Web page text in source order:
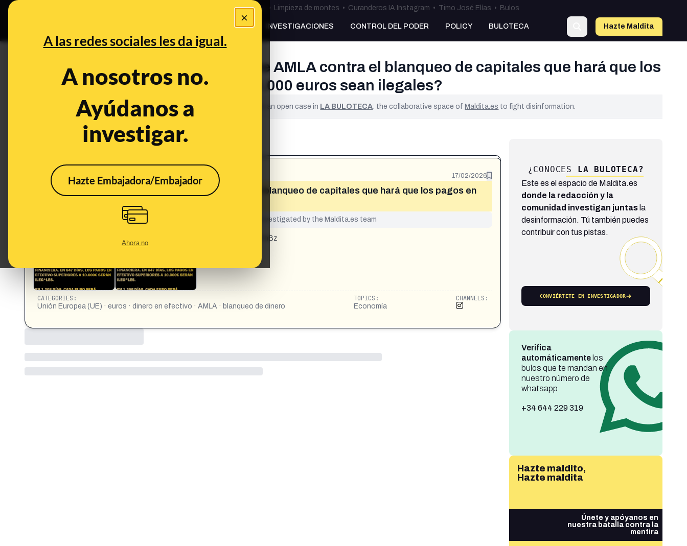
×
A las redes sociales les da igual.
A nosotros no.
Ayúdanos a
investigar.
Hazte Embajadora/Embajador
Ahora no
Bulos Ceuta • Limpieza de montes • Curanderos IA Instagram • Timo José Elías • Bulos
PREBUNKING INVESTIGACIONES CONTROL DEL PODER POLICY BULOTECA Hazte Maldita
¿En 2026 la UE aplicará el paquete AMLA contra el blanqueo de capitales que hará que los
pagos en efectivo superiores a 10.000 euros sean ilegales?
This content has NOT yet been verified. It is an open case in LA BULOTECA: the collaborative space ofMaldita.es to fight disinformation.
What's being said: 17/02/2026
«En 2026 la UE aplicará el paquete AMLA contra el blanqueo de capitales que hará que los pagos en
This content has not yet been investigated by the Maldita.es team
https://www.instagram.com/p/DUyUAj4Dd5j/?igsh=ODgxdm9vM3Q5YnBz
CATEGORIES:
Unión Europea (UE) · euros · dinero en efectivo · AMLA · blanqueo de dinero
TOPICS:
Economía
CHANNELS:
¿CONOCES LA BULOTECA?
Este es el espacio de Maldita.es
donde la redacción y la
comunidad investigan juntasla
desinformación. Tú también puedes
contribuir con tus pistas.
CONVIÉRTETE EN INVESTIGADOR
Verifica
automáticamentelos
bulos que te mandan en
nuestro número de
whatsapp
+34 644 229 319
Hazte maldito,
Hazte maldita
Únete y apóyanos en
nuestra batalla contra la
mentira